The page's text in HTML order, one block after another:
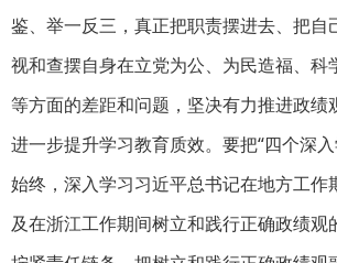
鉴、举一反三，真正把职责摆进去、把自
视和查摆自身在立党为公、为民造福、科
等方面的差距和问题，坚决有力推进政绩
进一步提升学习教育质效。要把“四个深
始终，深入学习习近平总书记在地方工作
及在浙江工作期间树立和践行正确政绩观